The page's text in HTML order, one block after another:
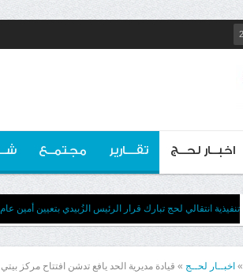
اخبــار لحــج تقـــارير مجتمــع
تنفيذية انتقالي لحج تبارك قرار الرئيس الزُبيدي بتعيين أمين
» اخبــار لحــج » قيادة مديرية الحد يافع تدشن افتتاح مركز